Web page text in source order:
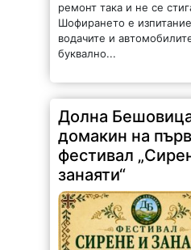
ремонт така и не се
Шофирането е
водачите и
буквално...
Долна
домакин на
фестивал
занаяти“